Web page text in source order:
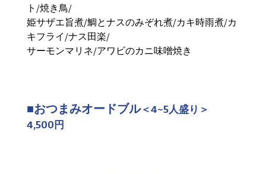
ト/焼き鳥/
姫サザエ旨煮/鯛とナスのみぞれ煮/カキ時雨煮/カ
キフライ/ナス田楽/
サーモンマリネ/アワビのカニ味噌焼き
■おつまみオードブル＜4~5人盛り＞
4,500円